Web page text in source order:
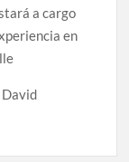
a cargo
en
David